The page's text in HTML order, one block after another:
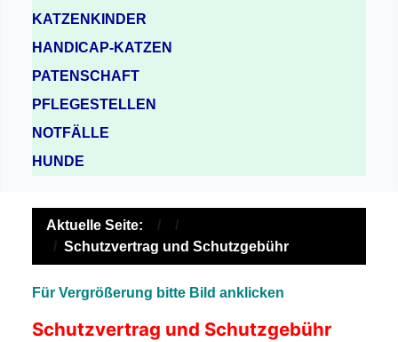
KATZENKINDER
HANDICAP-KATZEN
PATENSCHAFT
PFLEGESTELLEN
NOTFÄLLE
HUNDE
Aktuelle Seite:
Schutzvertrag und Schutzgebühr
Für Vergrößerung bitte Bild anklicken
Schutzvertrag und Schutzgebühr